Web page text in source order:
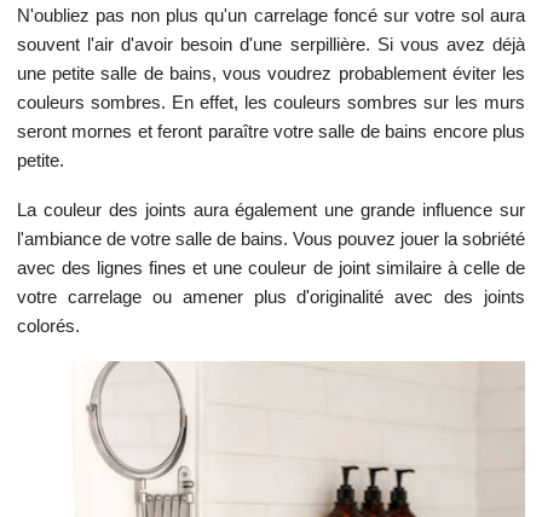
N'oubliez pas non plus qu'un carrelage foncé sur votre sol aura
souvent l'air d'avoir besoin d'une serpillière. Si vous avez déjà
une petite salle de bains, vous voudrez probablement éviter les
couleurs sombres. En effet, les couleurs sombres sur les murs
seront mornes et feront paraître votre salle de bains encore plus
petite.
La couleur des joints aura également une grande influence sur
l'ambiance de votre salle de bains. Vous pouvez jouer la sobriété
avec des lignes fines et une couleur de joint similaire à celle de
votre carrelage ou amener plus d'originalité avec des joints
colorés.